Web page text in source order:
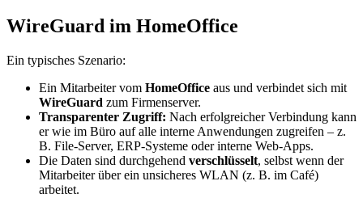
WireGuard im HomeOffice
Ein typisches Szenario:
Ein Mitarbeiter vom HomeOffice aus und verbindet sich mit
WireGuard zum Firmenserver.
Transparenter Zugriff: Nach erfolgreicher Verbindung kann
er wie im Büro auf alle interne Anwendungen zugreifen – z.
B. File-Server, ERP-Systeme oder interne Web-Apps.
Die Daten sind durchgehend verschlüsselt, selbst wenn der
Mitarbeiter über ein unsicheres WLAN (z. B. im Café)
arbeitet.